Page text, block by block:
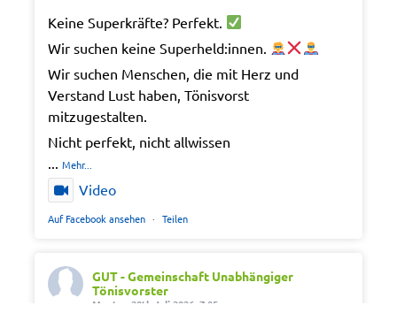
Keine Superkräfte? Perfekt.
Wir suchen keine Superheld:innen.
Wir suchen Menschen, die mit Herz und
Verstand Lust haben, Tönisvorst
mitzugestalten.
Nicht perfekt, nicht allwissen
Mehr...
Video
Auf Facebook ansehen · Teilen
GUT - Gemeinschaft Unabhängiger
Tönisvorster
Montag 20th Juli 2026, 7:05